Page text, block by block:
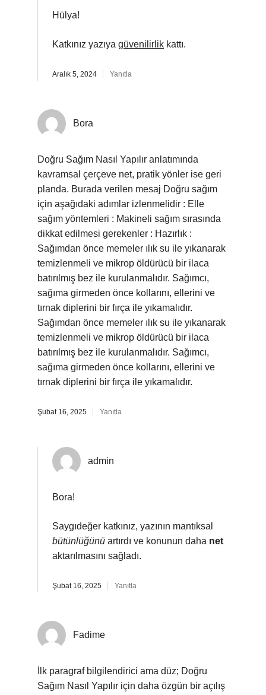
Hülya!
Katkınız yazıya güvenilirlik kattı.
Aralık 5, 2024 Yanıtla
Bora
Doğru Sağım Nasıl Yapılır anlatımında
kavramsal çerçeve net, pratik yönler ise geri
planda. Burada verilen mesaj Doğru sağım
için aşağıdaki adımlar izlenmelidir : Elle
sağım yöntemleri : Makineli sağım sırasında
dikkat edilmesi gerekenler : Hazırlık :
Sağımdan önce memeler ılık su ile yıkanarak
temizlenmeli ve mikrop öldürücü bir ilaca
batırılmış bez ile kurulanmalıdır. Sağımcı,
sağıma girmeden önce kollarını, ellerini ve
tırnak diplerini bir fırça ile yıkamalıdır.
Sağımdan önce memeler ılık su ile yıkanarak
temizlenmeli ve mikrop öldürücü bir ilaca
batırılmış bez ile kurulanmalıdır. Sağımcı,
sağıma girmeden önce kollarını, ellerini ve
tırnak diplerini bir fırça ile yıkamalıdır.
Şubat 16, 2025 Yanıtla
admin
Bora!
Saygıdeğer katkınız, yazının mantıksal
bütünlüğünü artırdı ve konunun daha net
aktarılmasını sağladı.
Şubat 16, 2025 Yanıtla
Fadime
İlk paragraf bilgilendirici ama düz; Doğru
Sağım Nasıl Yapılır için daha özgün bir açılış